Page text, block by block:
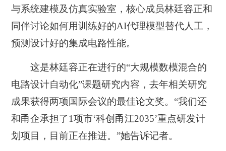
与系统建模及仿真实验室，核心成员林廷容正和
同伴讨论如何用训练好的AI代理模型替代人工，
预测设计好的集成电路性能。
这是林廷容正在进行的“大规模数模混合的
电路设计自动化”课题研究内容，去年相关研究
成果获得两项国际会议的最佳论文奖。“我们还
和甬企承担了1项市‘科创甬江2035’重点研发计
划项目，目前正在推进。”她告诉记者。